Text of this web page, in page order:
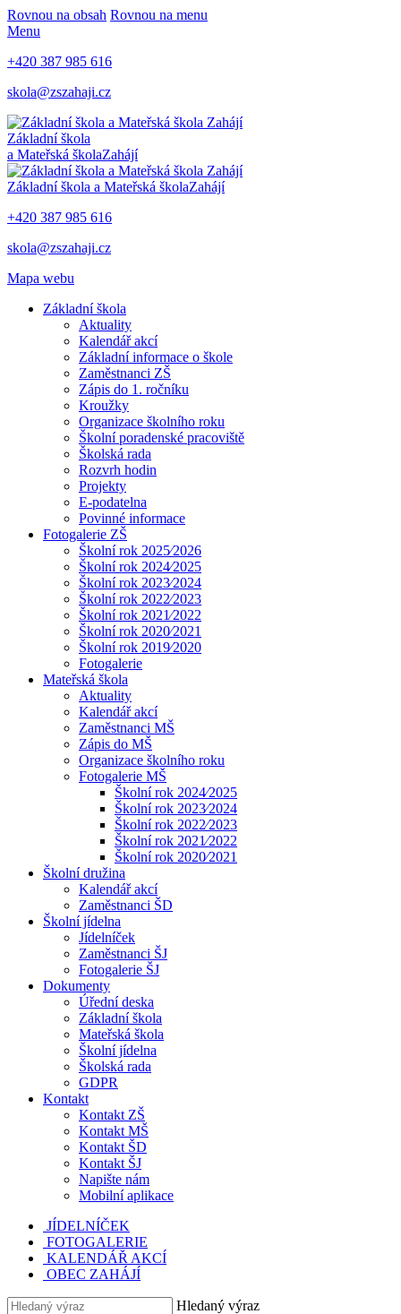
Rovnou na obsah Rovnou na menu
Menu
+420 387 985 616
skola@zszahaji.cz
Základní škola
a Mateřská školaZahájí
Základní škola a Mateřská školaZahájí
+420 387 985 616
skola@zszahaji.cz
Mapa webu
Základní škola
Aktuality
Kalendář akcí
Základní informace o škole
Zaměstnanci ZŠ
Zápis do 1. ročníku
Kroužky
Organizace školního roku
Školní poradenské pracoviště
Školská rada
Rozvrh hodin
Projekty
E-podatelna
Povinné informace
Fotogalerie ZŠ
Školní rok 2025⁄2026
Školní rok 2024⁄2025
Školní rok 2023⁄2024
Školní rok 2022⁄2023
Školní rok 2021⁄2022
Školní rok 2020⁄2021
Školní rok 2019⁄2020
Fotogalerie
Mateřská škola
Aktuality
Kalendář akcí
Zaměstnanci MŠ
Zápis do MŠ
Organizace školního roku
Fotogalerie MŠ
Školní rok 2024⁄2025
Školní rok 2023⁄2024
Školní rok 2022⁄2023
Školní rok 2021⁄2022
Školní rok 2020⁄2021
Školní družina
Kalendář akcí
Zaměstnanci ŠD
Školní jídelna
Jídelníček
Zaměstnanci ŠJ
Fotogalerie ŠJ
Dokumenty
Úřední deska
Základní škola
Mateřská škola
Školní jídelna
Školská rada
GDPR
Kontakt
Kontakt ZŠ
Kontakt MŠ
Kontakt ŠD
Kontakt ŠJ
Napište nám
Mobilní aplikace
JÍDELNÍČEK
FOTOGALERIE
KALENDÁŘ AKCÍ
OBEC ZAHÁJÍ
Hledaný výraz